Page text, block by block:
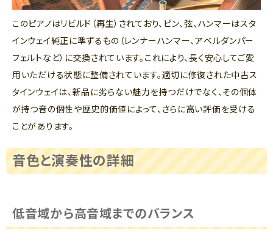
このピアノはリビルド（再生）されており、ピン、弦、ハンマーはスタ
インウェイ純正に準ずるもの（レンナーハンマー、アベルダンパー
フェルトなど）に交換されています。これにより、長く安心してご愛
用いただける状態に整備されています。適切に修復された中古ス
タインウェイは、新品に劣らない魅力を持つだけでなく、その個体
が持つ音の個性や歴史的価値によって、さらに高い評価を受ける
ことがあります。
音色と演奏性の詳細
低音域から高音域までのバランス